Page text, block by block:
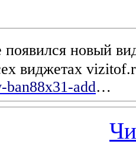
появился новый
виджетах
add…